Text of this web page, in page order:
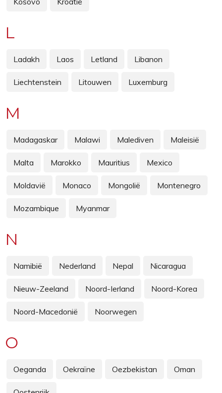
L
Ladakh Laos Letland Libanon
Liechtenstein Litouwen Luxemburg
M
Madagaskar Malawi Malediven Maleisië
Malta Marokko Mauritius Mexico
Moldavië Monaco Mongolië Montenegro
Mozambique Myanmar
N
Namibië Nederland Nepal Nicaragua
Nieuw-Zeeland Noord-Ierland Noord-Korea
Noord-Macedonië Noorwegen
O
Oeganda Oekraïne Oezbekistan Oman